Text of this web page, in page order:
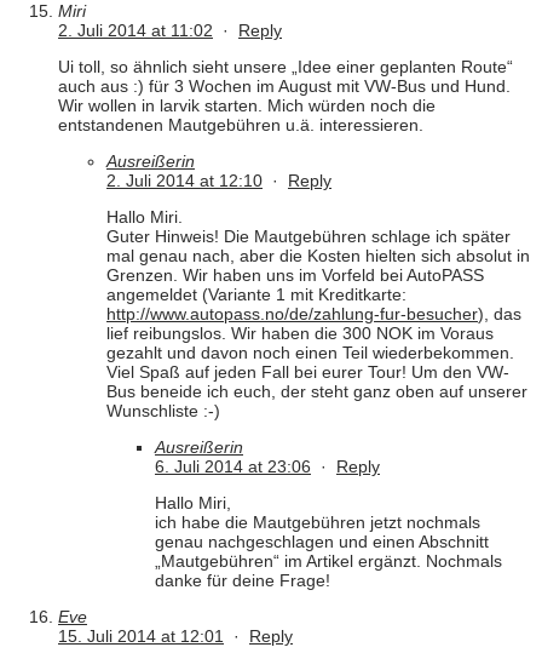
Miri
2. Juli 2014 at 11:02 · Reply
Ui toll, so ähnlich sieht unsere „Idee einer geplanten Route“
auch aus :) für 3 Wochen im August mit VW-Bus und Hund.
Wir wollen in larvik starten. Mich würden noch die
entstandenen Mautgebühren u.ä. interessieren.
Ausreißerin
2. Juli 2014 at 12:10 · Reply
Hallo Miri.
Guter Hinweis! Die Mautgebühren schlage ich später
mal genau nach, aber die Kosten hielten sich absolut in
Grenzen. Wir haben uns im Vorfeld bei AutoPASS
angemeldet (Variante 1 mit Kreditkarte:
http://www.autopass.no/de/zahlung-fur-besucher), das
lief reibungslos. Wir haben die 300 NOK im Voraus
gezahlt und davon noch einen Teil wiederbekommen.
Viel Spaß auf jeden Fall bei eurer Tour! Um den VW-
Bus beneide ich euch, der steht ganz oben auf unserer
Wunschliste :-)
Ausreißerin
6. Juli 2014 at 23:06 · Reply
Hallo Miri,
ich habe die Mautgebühren jetzt nochmals
genau nachgeschlagen und einen Abschnitt
„Mautgebühren“ im Artikel ergänzt. Nochmals
danke für deine Frage!
Eve
15. Juli 2014 at 12:01 · Reply